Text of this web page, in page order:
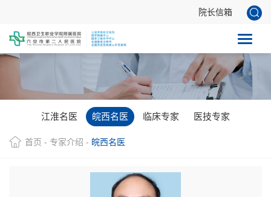
院长信箱
江淮名医 皖西名医 临床专家 医技专家
首页 - 专家介绍 - 皖西名医